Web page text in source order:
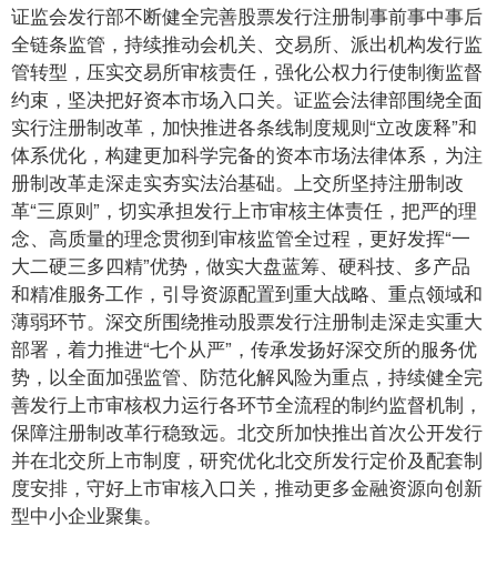
证监会发行部不断健全完善股票发行注册制事前事中事后
全链条监管，持续推动会机关、交易所、派出机构发行监
管转型，压实交易所审核责任，强化公权力行使制衡监督
约束，坚决把好资本市场入口关。证监会法律部围绕全面
实行注册制改革，加快推进各条线制度规则“立改废释”和
体系优化，构建更加科学完备的资本市场法律体系，为注
册制改革走深走实夯实法治基础。上交所坚持注册制改
革“三原则”，切实承担发行上市审核主体责任，把严的理
念、高质量的理念贯彻到审核监管全过程，更好发挥“一
大二硬三多四精”优势，做实大盘蓝筹、硬科技、多产品
和精准服务工作，引导资源配置到重大战略、重点领域和
薄弱环节。深交所围绕推动股票发行注册制走深走实重大
部署，着力推进“七个从严”，传承发扬好深交所的服务优
势，以全面加强监管、防范化解风险为重点，持续健全完
善发行上市审核权力运行各环节全流程的制约监督机制，
保障注册制改革行稳致远。北交所加快推出首次公开发行
并在北交所上市制度，研究优化北交所发行定价及配套制
度安排，守好上市审核入口关，推动更多金融资源向创新
型中小企业聚集。